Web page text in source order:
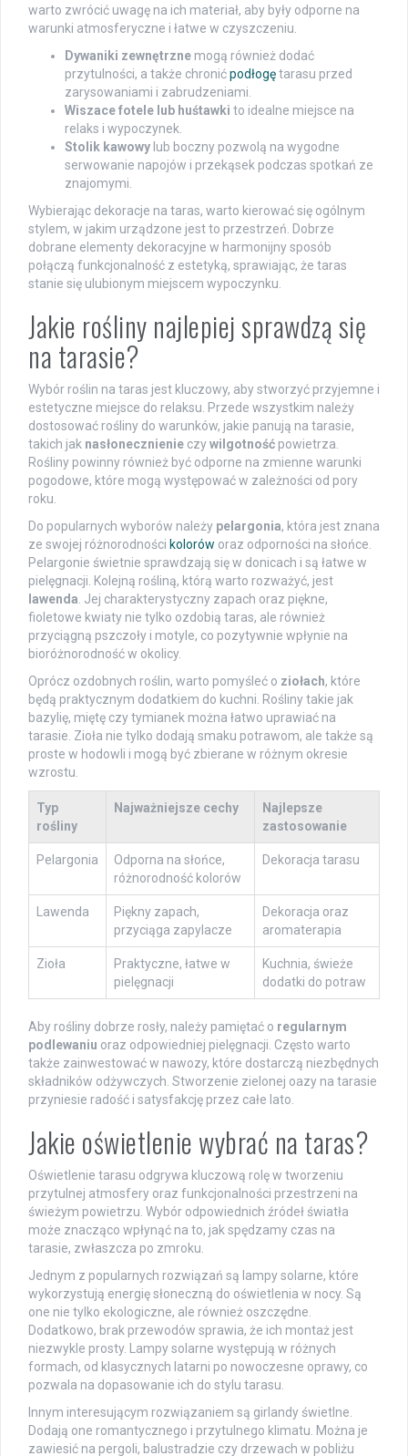
warto zwrócić uwagę na ich materiał, aby były odporne na
warunki atmosferyczne i łatwe w czyszczeniu.
Dywaniki zewnętrzne mogą również dodać
przytulności, a także chronićpodłogętarasu przed
zarysowaniami i zabrudzeniami.
Wiszace fotele lub huśtawki to idealne miejsce na
relaks i wypoczynek.
Stolik kawowy lub boczny pozwolą na wygodne
serwowanie napojów i przekąsek podczas spotkań ze
znajomymi.
Wybierając dekoracje na taras, warto kierować się ogólnym
stylem, w jakim urządzone jest to przestrzeń. Dobrze
dobrane elementy dekoracyjne w harmonijny sposób
połączą funkcjonalność z estetyką, sprawiając, że taras
stanie się ulubionym miejscem wypoczynku.
Jakie rośliny najlepiej sprawdzą się
na tarasie?
Wybór roślin na taras jest kluczowy, aby stworzyć przyjemne i
estetyczne miejsce do relaksu. Przede wszystkim należy
dostosować rośliny do warunków, jakie panują na tarasie,
takich jak nasłonecznienie czywilgotność powietrza.
Rośliny powinny również być odporne na zmienne warunki
pogodowe, które mogą występować w zależności od pory
roku.
Do popularnych wyborów należy pelargonia, która jest znana
ze swojej różnorodności kolorów oraz odporności na słońce.
Pelargonie świetnie sprawdzają się w donicach i są łatwe w
pielęgnacji. Kolejną rośliną, którą warto rozważyć, jest
lawenda . Jej charakterystyczny zapach oraz piękne,
fioletowe kwiaty nie tylko ozdobią taras, ale również
przyciągną pszczoły i motyle, co pozytywnie wpłynie na
bioróżnorodność w okolicy.
Oprócz ozdobnych roślin, warto pomyśleć o ziołach, które
będą praktycznym dodatkiem do kuchni. Rośliny takie jak
bazylię, miętę czy tymianek można łatwo uprawiać na
tarasie. Zioła nie tylko dodają smaku potrawom, ale także są
proste w hodowli i mogą być zbierane w różnym okresie
wzrostu.
Typ
rośliny
Najważniejsze cechy
Najlepsze
zastosowanie
Pelargonia
Odporna na słońce,
różnorodność kolorów
Dekoracja tarasu
Lawenda
Piękny zapach,
przyciąga zapylacze
Dekoracja oraz
aromaterapia
Zioła
Praktyczne, łatwe w
pielęgnacji
Kuchnia, świeże
dodatki do potraw
Aby rośliny dobrze rosły, należy pamiętać o regularnym
podlewaniu oraz odpowiedniej pielęgnacji. Często warto
także zainwestować w nawozy, które dostarczą niezbędnych
składników odżywczych. Stworzenie zielonej oazy na tarasie
przyniesie radość i satysfakcję przez całe lato.
Jakie oświetlenie wybrać na taras?
Oświetlenie tarasu odgrywa kluczową rolę w tworzeniu
przytulnej atmosfery oraz funkcjonalności przestrzeni na
świeżym powietrzu. Wybór odpowiednich źródeł światła
może znacząco wpłynąć na to, jak spędzamy czas na
tarasie, zwłaszcza po zmroku.
Jednym z popularnych rozwiązań są lampy solarne, które
wykorzystują energię słoneczną do oświetlenia w nocy. Są
one nie tylko ekologiczne, ale również oszczędne.
Dodatkowo, brak przewodów sprawia, że ich montaż jest
niezwykle prosty. Lampy solarne występują w różnych
formach, od klasycznych latarni po nowoczesne oprawy, co
pozwala na dopasowanie ich do stylu tarasu.
Innym interesującym rozwiązaniem są girlandy świetlne.
Dodają one romantycznego i przytulnego klimatu. Można je
zawiesić na pergoli, balustradzie czy drzewach w pobliżu